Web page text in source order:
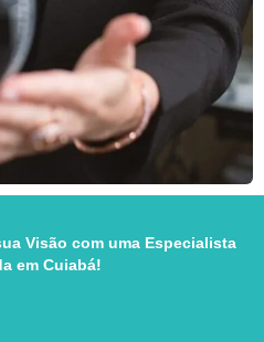
Visão com uma Especialista
em Cuiabá!